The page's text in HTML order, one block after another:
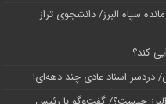
سپاه البرز/ دانشجوی تراز
کند؟
دردسر اسناد عادی چند‌ دهه‌ای!